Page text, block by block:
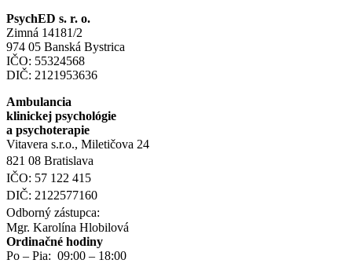
PsychED s. r. o.
Zimná 14181/2
974 05 Banská Bystrica
IČO: 55324568
DIČ: 2121953636
Ambulancia
klinickej psychológie
a psychoterapie
Vitavera s.r.o., Miletičova 24
821 08 Bratislava
IČO: 57 122 415
DIČ: 2122577160
Odborný zástupca:
Mgr. Karolína Hlobilová
Ordinačné hodiny
Po – Pia: 09:00 – 18:00